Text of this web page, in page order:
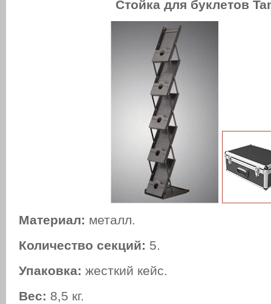
Стойка для буклетов
Материал: металл.
Количество секций: 5.
Упаковка: жесткий кейс.
Вес: 8,5 кг.